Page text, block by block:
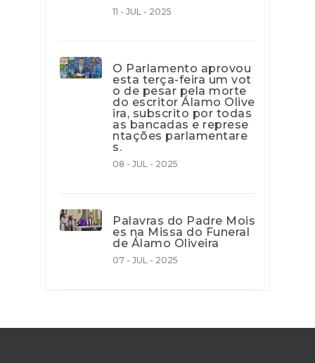
11 - JUL - 2025
O Parlamento aprovou
esta terça-feira um vot
o de pesar pela morte
do escritor Álamo Olive
ira, subscrito por todas
as bancadas e represe
ntações parlamentare
s.
08 - JUL - 2025
Palavras do Padre Mois
es na Missa do Funeral
de Álamo Oliveira
07 - JUL - 2025